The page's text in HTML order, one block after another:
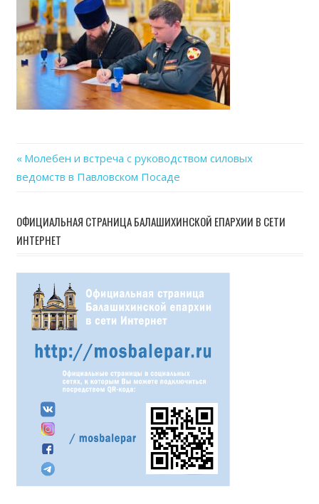
Навигация
записям
Previous
Post:
Молебен и встреча с руководством силовых
ведомств в Павловском Посаде
ОФИЦИАЛЬНАЯ СТРАНИЦА БАЛАШИХИНСКОЙ ЕПАРХИИ В СЕТИ
ИНТЕРНЕТ